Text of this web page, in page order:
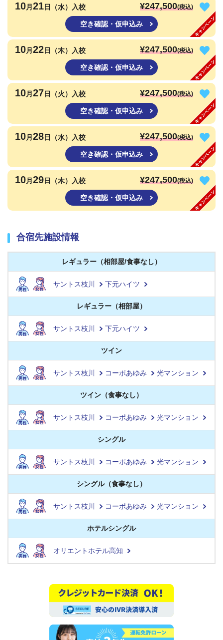
10月 21日（水）入校 ¥247,500(税込)
空き確認・仮申込み
10月 22日（木）入校 ¥247,500(税込)
空き確認・仮申込み
10月 27日（火）入校 ¥247,500(税込)
空き確認・仮申込み
10月 28日（水）入校 ¥247,500(税込)
空き確認・仮申込み
10月 29日（木）入校 ¥247,500(税込)
空き確認・仮申込み
合宿先施設情報
レギュラー（相部屋/食事なし）
サントス枝川 下元ハイツ
レギュラー（相部屋）
サントス枝川 下元ハイツ
ツイン
サントス枝川 コーポあゆみ 光マンション
ツイン（食事なし）
サントス枝川 コーポあゆみ 光マンション
シングル
サントス枝川 コーポあゆみ 光マンション
シングル（食事なし）
サントス枝川 コーポあゆみ 光マンション
ホテルシングル
オリエントホテル高知